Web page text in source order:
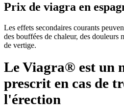
Prix de viagra en
Les effets secondaires courants
des bouffées de chaleur, des douleurs
de vertige.
Le Viagra® est un
prescrit en cas de
l'érection